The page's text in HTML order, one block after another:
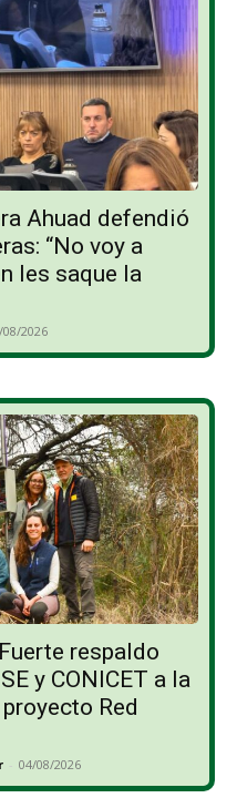
Ahuad defendió
“No voy a
les saque la
08/2026
respaldo
y CONICET a la
Red
- 04/08/2026